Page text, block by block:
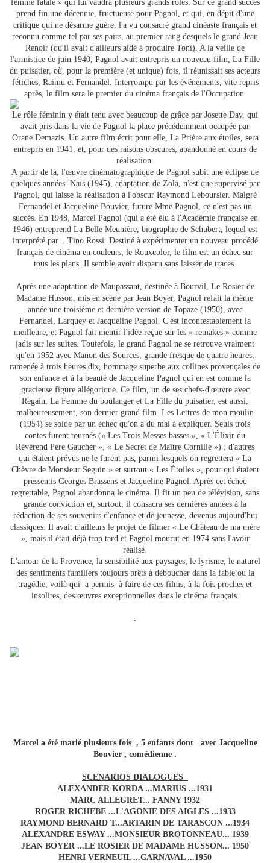
femme fatale » qui lui vaudra plusieurs grands rôles. Sur ce grand succès
prend fin une décennie, fructueuse pour Pagnol, et qui, en dépit d'une
critique qui ne désarme guère, l'a vu consacré grand cinéaste français et
reconnu comme tel par ses pairs, au premier rang desquels le grand Jean
Renoir (qu'il avait d'ailleurs aidé à produire Tonî). A la veille de
l'armistice de juin 1940, Pagnol avait entrepris un nouveau film, La Fille
du puisatier, où, pour la première (et unique) fois, il réunissait ses acteurs
fétiches, Raimu et Fernandel. Interrompu par les événements, vite repris
après, le film sera le premier du cinéma français de l'Occupation.
Le rôle féminin y était tenu avec beaucoup de grâce par Josette Day, qui
avait pris dans la vie de Pagnol la place précédemment occupée par
Orane Demazis. Un autre film écrit pour elle, La Prière aux étoiles, sera
entrepris en 1941, et, pour des raisons obscures, abandonné en cours de
réalisation.
A partir de là, l'œuvre cinématographique de Pagnol subit une éclipse de
quelques années. Naïs (1945), adaptation de Zola, n'est que supervisé par
Pagnol, qui laisse la réalisation à l'obscur Raymond Leboursier. Malgré
Fernandel et Jacqueline Bouvier, future Mme Pagnol, ce n'est pas un
succès. En 1948, Marcel Pagnol (qui a été élu à l'Académie française en
1946) entreprend La Belle Meunière, biographie de Schubert, lequel est
interprété par... Tino Rossi. Destiné à expérimenter un nouveau procédé
français de cinéma en couleurs, le Rouxcolor, le film est un échec sur
tous les plans. Il semble avoir disparu sans laisser de traces.
Après une adaptation de Maupassant, destinée à Bourvil, Le Rosier de
Madame Husson, mis en scène par Jean Boyer, Pagnol refait la même
année une troisième et dernière version de Topaze (1950), avec
Fernandel, Larquey et Jacqueline Pagnol. C'est incontestablement la
meilleure, et Pagnol fait mentir l'idée reçue sur les « remakes » comme
jadis sur les suites. Toutefois, le grand Pagnol ne se retrouve vraiment
qu'en 1952 avec Manon des Sources, grande fresque de quatre heures,
ramenée à trois heures dix, hommage superbe aux collines provençales de
son enfance et à la beauté de Jacqueline Pagnol qui en est comme la
gracieuse figure allégorique. Ce film, un de ses chefs-d'œuvre avec
Regain, La Femme du boulanger et La Fille du puisatier, est aussi,
malheureusement, son dernier grand film. Les Lettres de mon moulin
(1954) se solde par un échec qu'on a du mal à expliquer. Seuls trois
contes furent tournés (« Les Trois Messes basses », « L'Élixir du
Révérend Père Gaucher », « Le Secret de Maître Cornille ») ; d'autres
qui étaient prévus ne le furent pas, parmi lesquels on regrettera « La
Chèvre de Monsieur Seguin » et surtout « Les Étoiles », pour qui étaient
pressentis Georges Brassens et Jacqueline Pagnol. Après cet échec
regrettable, Pagnol abandonna le cinéma. Il fit un peu de télévision, sans
grande conviction et, surtout, il consacra ses dernières années à la
rédaction de ses souvenirs d'enfance et de jeunesse, devenus aujourd'hui
classiques. Il avait d'ailleurs le projet de filmer « Le Château de ma mère
», mais il était déjà trop tard et Pagnol mourut en 1974 sans l'avoir
réalisé.
L'amour de la Provence, la sensibilité aux paysages, le lyrisme, le naturel
des sentiments familiers toujours prêts à déboucher dans la fable ou la
tragédie, voilà qui a permis à faire de ces films, à la fois proches et
insolites, des œuvres exceptionnelles dans le cinéma français.
.
Marcel a été marié plusieurs fois , 5 enfants dont avec Jacqueline
Bouvier , comédienne .
SCENARIOS DIALOGUES
ALEXANDER KORDA ...MARIUS ...1931
MARC ALLEGRET... FANNY 1932
ROGER RICHEBE ...L'AGONIE DES AIGLES ...1933
RAYMOND BERNARD T...ARTARIN DE TARASCON ...1934
ALEXANDRE ESWAY ...MONSIEUR BROTONNEAU... 1939
JEAN BOYER ...LE ROSIER DE MADAME HUSSON... 1950
HENRI VERNEUIL ...CARNAVAL ...1950